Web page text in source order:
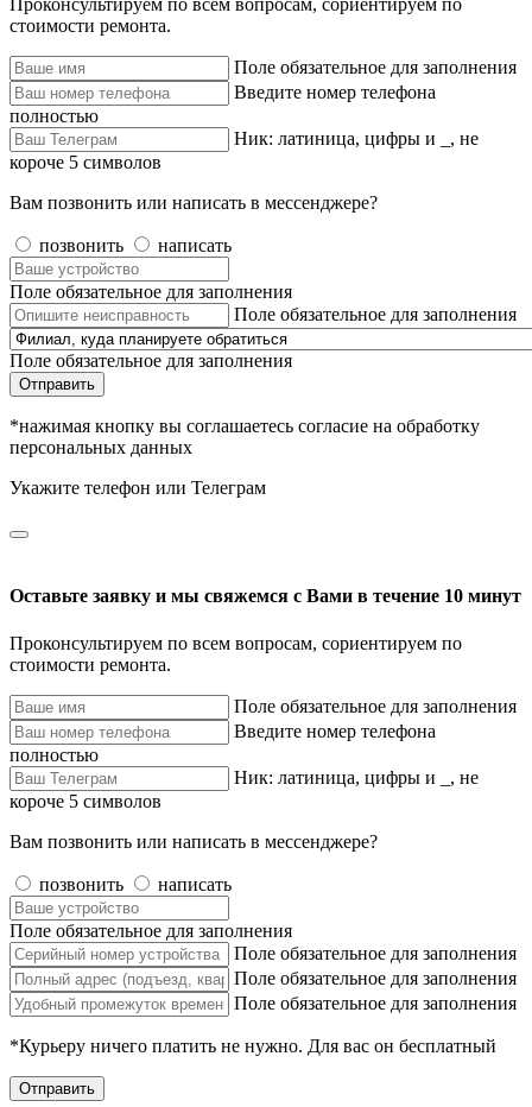
Проконсультируем по всем вопросам, сориентируем по
стоимости ремонта.
Поле обязательное для заполнения
Введите номер телефона
полностью
Ник: латиница, цифры и _, не
короче 5 символов
Вам позвонить или написать в мессенджере?
позвонить написать
Поле обязательное для заполнения
Поле обязательное для заполнения
Поле обязательное для заполнения
Отправить
*нажимая кнопку вы соглашаетесь согласие на обработку
персональных данных
Укажите телефон или Телеграм
Оставьте заявку и мы свяжемся с Вами в течение 10 минут
Проконсультируем по всем вопросам, сориентируем по
стоимости ремонта.
Поле обязательное для заполнения
Введите номер телефона
полностью
Ник: латиница, цифры и _, не
короче 5 символов
Вам позвонить или написать в мессенджере?
позвонить написать
Поле обязательное для заполнения
Поле обязательное для заполнения
Поле обязательное для заполнения
Поле обязательное для заполнения
*Курьеру ничего платить не нужно. Для вас он бесплатный
Отправить